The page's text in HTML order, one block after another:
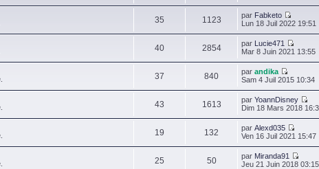
35 1123 par Fabketo
Lun 18 Juil 2022 19:51
40 2854 par Lucie471
Mar 8 Juin 2021 13:55
37 840 par andika
Sam 4 Juil 2015 10:34
43 1613 par YoannDisney
Dim 18 Mars 2018
19 132 par Alexd035
Ven 16 Juil 2021 15:47
25 50 par Miranda91
Jeu 21 Juin 2018 03:15